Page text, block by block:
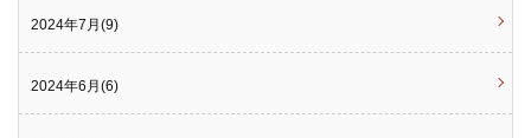
2024年7月(9)
2024年6月(6)